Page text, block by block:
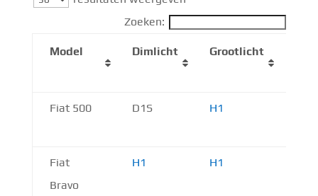
Zoeken:
Model Dimlicht Grootlicht
Fiat 500 D1S H1
Fiat
Bravo
H1 H1